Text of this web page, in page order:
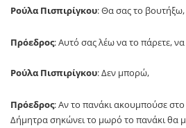
Ρούλα Πισπιρίγκου: Θα σας το
Πρόεδρος: Αυτό σας λέω να το πάρετε, να
Ρούλα Πισπιρίγκου: Δεν μπορώ,
Πρόεδρος: Αν το πανάκι ακουμπούσε στο
Δήμητρα σηκώνει το μωρό το πανάκι θα